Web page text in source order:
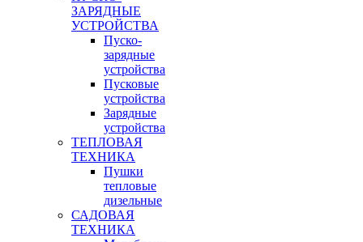
ЗАРЯДНЫЕ
УСТРОЙСТВА
Пуско-
зарядные
устройства
Пусковые
устройства
Зарядные
устройства
ТЕПЛОВАЯ
ТЕХНИКА
Пушки
тепловые
дизельные
САДОВАЯ
ТЕХНИКА